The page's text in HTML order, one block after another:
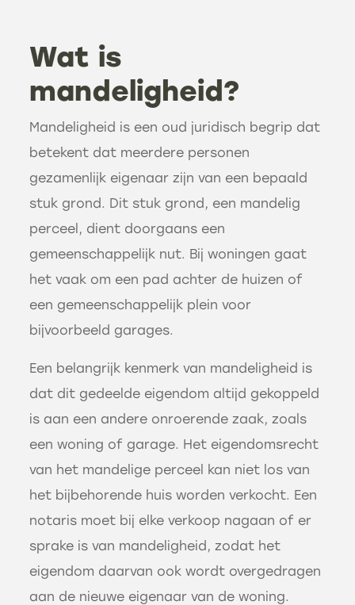
Wat is
mandeligheid?
Mandeligheid is een oud juridisch begrip dat
betekent dat meerdere personen
gezamenlijk eigenaar zijn van een bepaald
stuk grond. Dit stuk grond, een mandelig
perceel, dient doorgaans een
gemeenschappelijk nut. Bij woningen gaat
het vaak om een pad achter de huizen of
een gemeenschappelijk plein voor
bijvoorbeeld garages.
Een belangrijk kenmerk van mandeligheid is
dat dit gedeelde eigendom altijd gekoppeld
is aan een andere onroerende zaak, zoals
een woning of garage. Het eigendomsrecht
van het mandelige perceel kan niet los van
het bijbehorende huis worden verkocht. Een
notaris moet bij elke verkoop nagaan of er
sprake is van mandeligheid, zodat het
eigendom daarvan ook wordt overgedragen
aan de nieuwe eigenaar van de woning.